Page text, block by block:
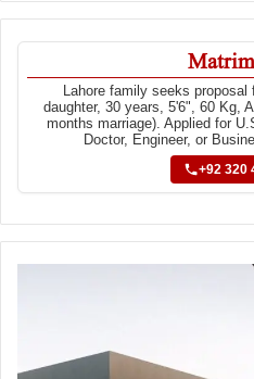
Lahore family seeks
daughter, 30 years, 5'6", 60 Kg,
months marriage). Applied for
Doctor, Engineer, or
+92 320